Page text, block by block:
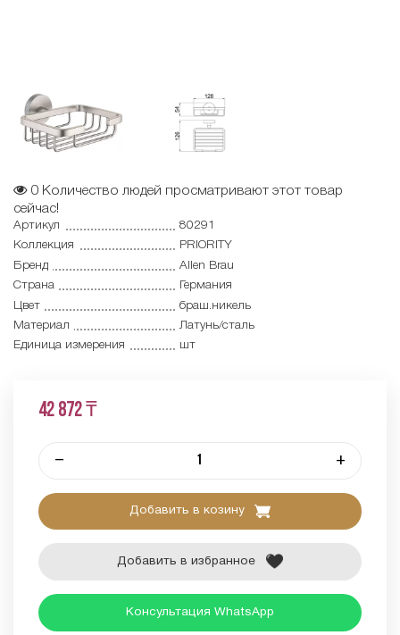
0 Количество людей просматривают этот товар
сейчас!
Артикул
80291
Коллекция
PRIORITY
Бренд
Allen Brau
Страна
Германия
Цвет
браш.никель
Материал
Латунь/сталь
Единица измерения
шт
42 872 ₸
– +
Добавить в козину
Добавить в избранное
Консультация WhatsApp